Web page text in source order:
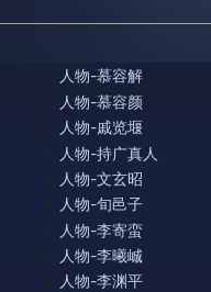
人物-慕容解
人物-慕容颜
人物-戚览堰
人物-持广真人
人物-文玄昭
人物-旬邑子
人物-李寄蛮
人物-李曦峸
人物-李渊平